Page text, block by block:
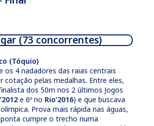
(73 concorrentes)
(Tóquio)
os 4 nadadores das raias centrais
cotação pelas medalhas. Entre eles,
dos 50m nos 2 últimos Jogos
e 6º no Rio’2016) e que buscava
Prova mais rápida nas águas,
cumpre o trecho numa